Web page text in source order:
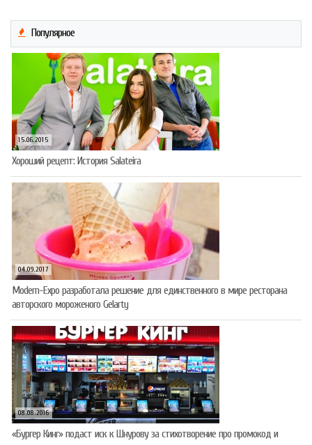
Популярное
15.06.2015
Хороший рецепт: История Salateira
04.09.2017
Modern-Expo разработала решение для единственного в мире ресторана
авторского мороженого Gelarty
08.08.2016
«Бургер Кинг» подаст иск к Шнурову за стихотворение про промокод и